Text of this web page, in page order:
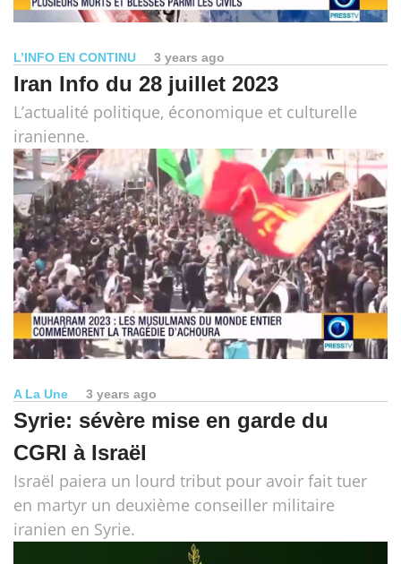
L’INFO EN CONTINU 3 years ago
Iran Info du 28 juillet 2023
L’actualité politique, économique et culturelle
iranienne.
A La Une 3 years ago
Syrie: sévère mise en garde du
CGRI à Israël
Israël paiera un lourd tribut pour avoir fait tuer
en martyr un deuxième conseiller militaire
iranien en Syrie.